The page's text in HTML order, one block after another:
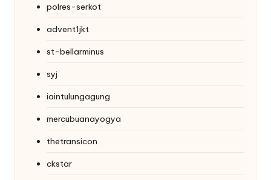
polres-serkot
advent1jkt
st-bellarminus
syj
iaintulungagung
mercubuanayogya
thetransicon
ckstar